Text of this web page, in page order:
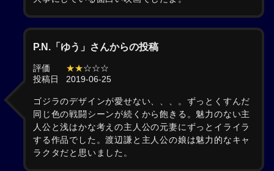
P.N.「ゆう」さんからの投稿
評価 ★★☆☆☆
投稿日
2019-06-25
ゴジラのデザインが愛せない、、、。ずっとくすんだ
同じ色の戦闘シーンが続くから飽きる。魅力のない主
人公と浅はかな考えの主人公の元妻にずっとイライラ
する作品でした。渡辺謙と主人公の娘は魅力的なキャ
ラクタだと思いました。